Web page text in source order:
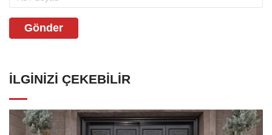
Gönder
İLGINIZI ÇEKEBILIR